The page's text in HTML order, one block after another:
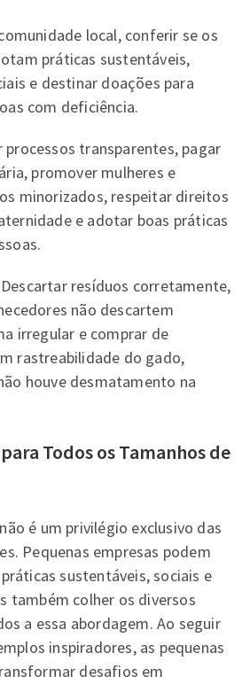
local, conferir se os
práticas sustentáveis,
e destinar doações para
com deficiência.
processos transparentes, pagar
promover mulheres e
minorizados, respeitar direitos
e adotar boas práticas
Descartar resíduos corretamente,
não descartem
irregular e comprar de
rastreabilidade do gado,
houve desmatamento na
Todos os Tamanhos de
é um privilégio exclusivo das
Pequenas empresas podem
sustentáveis, sociais e
também colher os diversos
a essa abordagem. Ao seguir
inspiradores, as pequenas
desafios em